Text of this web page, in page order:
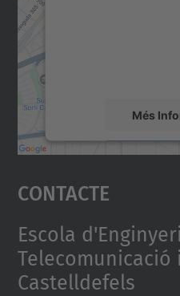
Més
powered by
Contacte
Escola
Telecomunicació
Castelldefels